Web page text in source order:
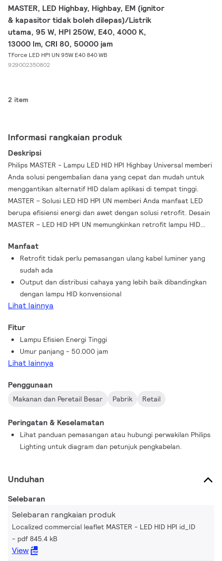
MASTER, LED Highbay, Highbay, EM (ignitor
& kapasitor tidak boleh dilepas)/Listrik
utama, 95 W, HPI 250W, E40, 4000 K,
13000 lm, CRI 80, 50000 jam
TForce LED HPI UN 95W E40 840 WB
929002350802
2 item
Informasi rangkaian produk
Deskripsi
Philips MASTER - Lampu LED HID HPI Highbay Universal memberi
Anda solusi pengembalian dana yang cepat dan mudah untuk
menggantikan alternatif HID dalam aplikasi di tempat tinggi.
MASTER – Solusi LED HID HPI UN memberi Anda manfaat LED
berupa efisiensi energi dan awet dengan solusi retrofit. Desain
MASTER – LED HID HPI UN memungkinkan retrofit lampu HID
perlengkapan. MASTER – Lampu LED HID HPI UN kompatibel
dengan perlengkapan EM 250W dan 400W untuk
memaksimalkan kelayakan retrofit tersebut. Logika pintar
penyalaan menghilangkan kegagalan penyalaan dan penyalaan
berkelanjutan, yang dapat menimbulkan risiko panas berlebih
dan EMI. Berbagai pilihan sudut berkas cahaya dan indeks
dalam aplikasi ruang medium dan tinggi sekaligus menciptakan
lingkungan yang nyaman, aman, dan sangat produktif.
Manfaat
Retrofit tidak perlu pemasangan ulang kabel luminer yang
sudah ada
Output dan distribusi cahaya yang lebih baik dibandingkan
dengan lampu HID konvensional
Lihat lainnya
Fitur
Lampu Efisien Energi Tinggi
Umur panjang - 50.000 jam
Lihat lainnya
Penggunaan
Makanan dan Peretail Besar Pabrik Retail
Peringatan & Keselamatan
Lihat panduan pemasangan atau hubungi perwakilan Philips
Lighting untuk diagram dan petunjuk pengkabelan.
Unduhan
Selebaran
Selebaran rangkaian produk
Localized commercial leaflet MASTER - LED HID HPI id_ID
pdf 845.4 kB
View